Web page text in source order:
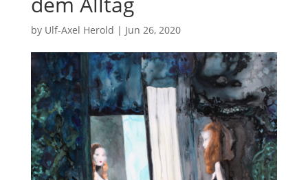
by Ulf-Axel Herold | Jun 26, 2020